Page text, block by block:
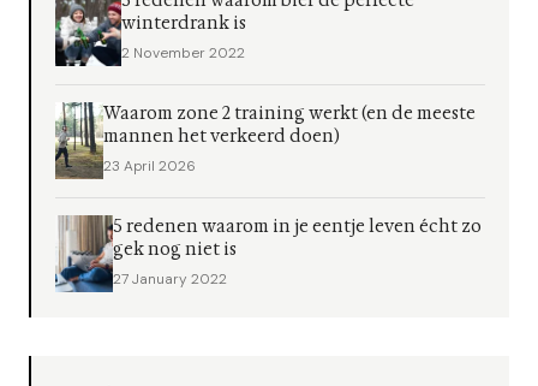
winterdrank is
2 November 2022
Waarom zone 2 training werkt (en de meeste
mannen het verkeerd doen)
23 April 2026
5 redenen waarom in je eentje leven écht zo
gek nog niet is
27 January 2022